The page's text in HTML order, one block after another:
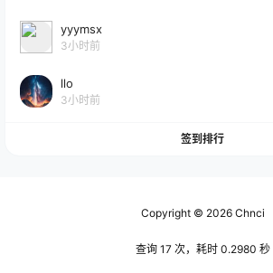
yyymsx
3小时前
llo
3小时前
签到排行
Copyright © 2026Chnci
查询 17 次，耗时 0.2980 秒